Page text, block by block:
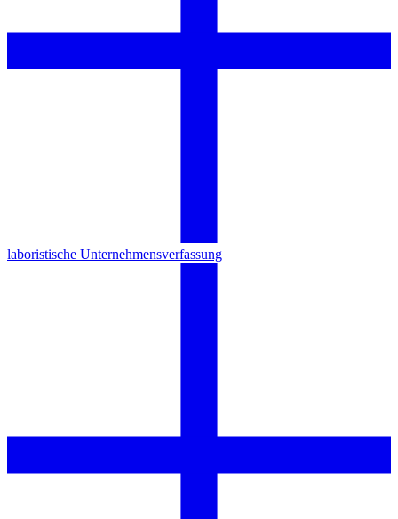
laboristische Unternehmensverfassung